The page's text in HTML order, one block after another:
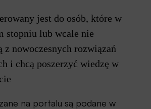
jest do osób, które w
stopniu lub wcale nie
z nowoczesnych rozwiązań
i chcą poszerzyć wiedzę w
na portalu są podane w